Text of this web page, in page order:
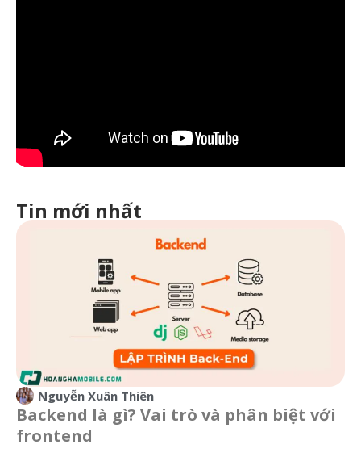
Tin mới nhất
Nguyễn Xuân Thiên
Backend là gì? Vai trò và phân biệt với
frontend